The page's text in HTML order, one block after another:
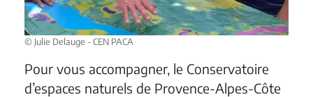
© Julie Delauge - CEN PACA
Pour vous accompagner, le Conservatoire
d’espaces naturels de Provence-Alpes-Côte